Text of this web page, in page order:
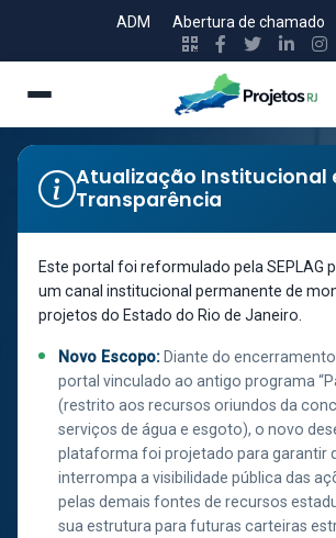
ADM Abertura de chamado
Atualização Institucional
Transparência
Este portal foi reformulado pela SEPLAG
um canal institucional permanente de
projetos do Estado do Rio de Janeiro.
Novo Escopo:Diante do
portal vinculado ao antigo programa
(restrito aos recursos oriundos da
serviços de água e esgoto), o novo
plataforma foi projetado para garantir
interrompa a visibilidade pública das
pelas demais fontes de recursos
sua estrutura para futuras carteiras
13ª DELEGACIA
DE POLÍCIA -
COPACABANA -
REFORMA